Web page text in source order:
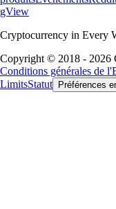
gView
Cryptocurrency in Every
Copyright © 2018 - 2026
Conditions générales de
LimitsStatut Préférences